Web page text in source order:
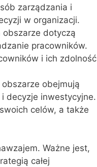
zarządzania i
w organizacji.
dotyczą
pracowników.
i ich zdolność
obejmują
decyzje inwestycyjne.
celów, a także
Ważne jest,
całej